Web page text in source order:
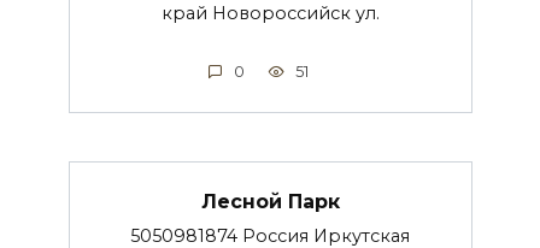
край Новороссийск ул.
0 51
Лесной Парк
5050981874 Россия Иркутская